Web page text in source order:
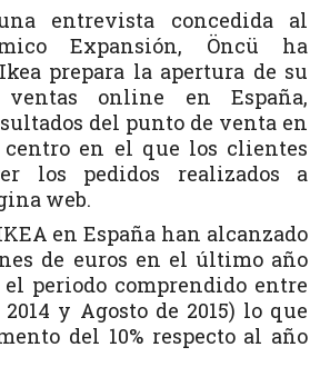
entrevista concedida al
Expansión, Öncü ha
prepara la apertura de su
online en España,
del punto de venta en
centro en el que los clientes
los pedidos realizados a
web.
en España han alcanzado
de euros en el último año
el periodo comprendido entre
y Agosto de 2015) lo que
del 10% respecto al año